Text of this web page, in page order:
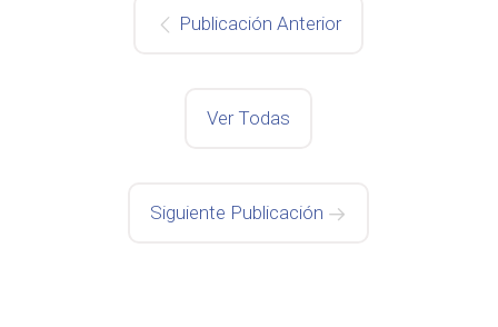
Publicación Anterior
Ver Todas
Siguiente Publicación